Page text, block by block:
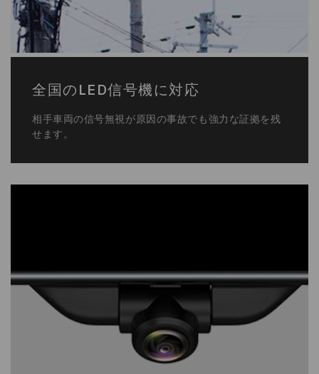
相手車両の信号無視が原因の事故でも強力な証拠を残
せます。